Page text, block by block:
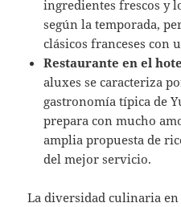
ingredientes frescos y
según la temporada,
clásicos franceses con
Restaurante en el
aluxes se caracteriza
gastronomía típica de
prepara con mucho
amplia propuesta de
del mejor servicio.
La diversidad culinaria